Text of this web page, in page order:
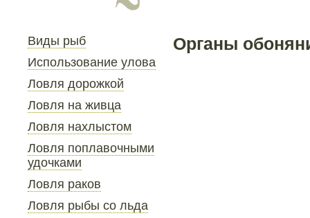
Виды рыб
Использование улова
Ловля дорожкой
Ловля на живца
Ловля нахлыстом
Ловля поплавочными
удочками
Ловля раков
Ловля рыбы со льда
Органы